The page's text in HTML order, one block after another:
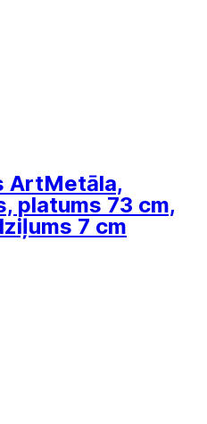
ArtMetāla,
platums 73 cm,
7 cm